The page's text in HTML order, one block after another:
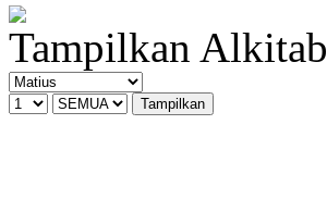
Tampilkan Alkitab